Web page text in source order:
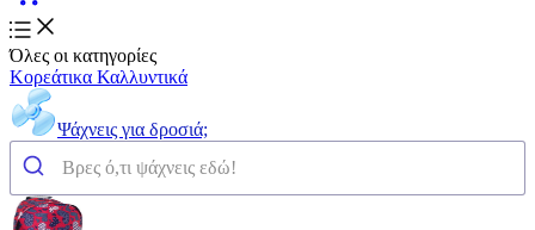
Όλες οι κατηγορίες
Κορεάτικα Καλλυντικά
Ψάχνεις για δροσιά;